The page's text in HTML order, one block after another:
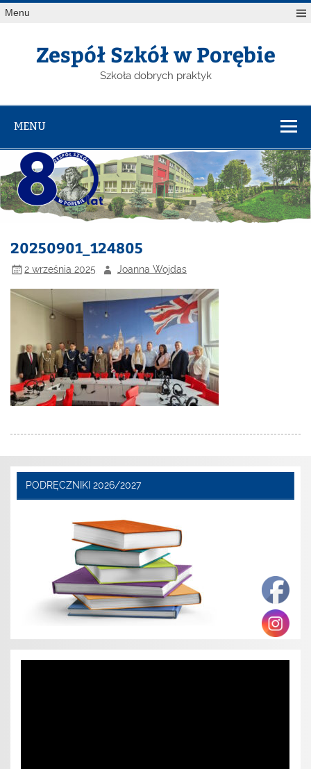
Menu
Zespół Szkół w Porębie
Szkoła dobrych praktyk
MENU
20250901_124805
2 września 2025 Joanna Wojdas
PODRĘCZNIKI 2026/2027